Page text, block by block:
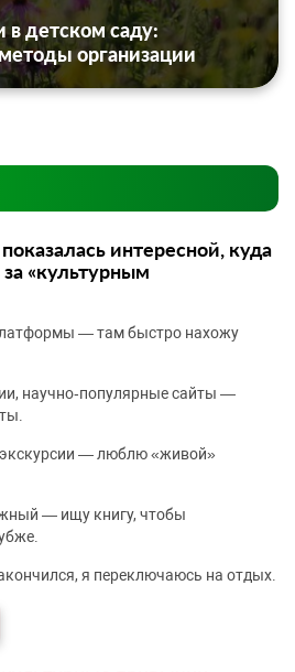
в детском саду:
организации
интересной, куда
«культурным
— там быстро нахожу
научно‑популярные сайты —
— люблю «живой»
— ищу книгу, чтобы
я переключаюсь на отдых.